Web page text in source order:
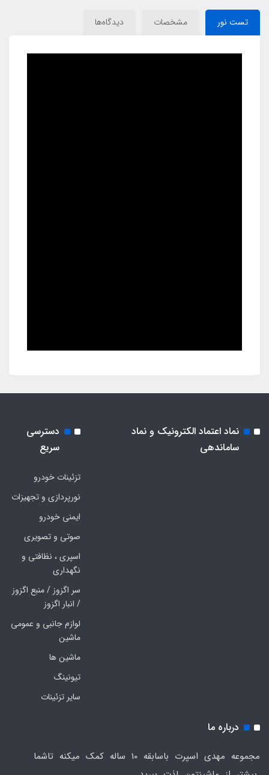
تست نور مشخصات دیدگاه‌ها
نماد اعتماد الکترونیک و نماد
ساماندهی
دسترسی
سریع
تزئینات خودرو
نورپردازی و تجهیزات
ایمنی خودرو
صوتی و تصویری
اسپری ، نظافتی و
نگهداری
سر اگزوز / منبع اگزوز
/ انبار اگزوز
لوازم جانبی و عمومی
ماشین
ماشین ها
تیونینگ
سایر تزئینات
درباره ما
مجموعه مهدی اسپرت باسابقه 10 ساله کمک میکنه تاشما